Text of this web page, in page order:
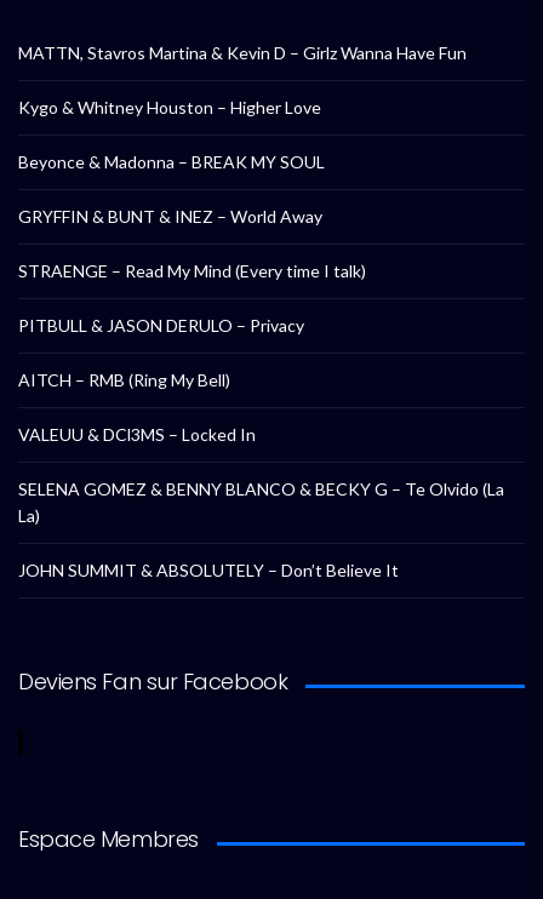
MATTN, Stavros Martina & Kevin D – Girlz Wanna Have Fun
Kygo & Whitney Houston – Higher Love
Beyonce & Madonna – BREAK MY SOUL
GRYFFIN & BUNT & INEZ – World Away
STRAENGE – Read My Mind (Every time I talk)
PITBULL & JASON DERULO – Privacy
AITCH – RMB (Ring My Bell)
VALEUU & DCl3MS – Locked In
SELENA GOMEZ & BENNY BLANCO & BECKY G – Te Olvido (La
La)
JOHN SUMMIT & ABSOLUTELY – Don’t Believe It
Deviens Fan sur Facebook
Espace Membres